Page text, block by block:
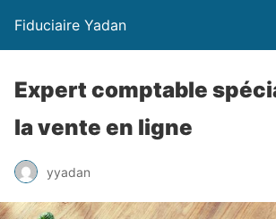
Fiduciaire Yadan
Expert comptable
la vente en ligne
yyadan